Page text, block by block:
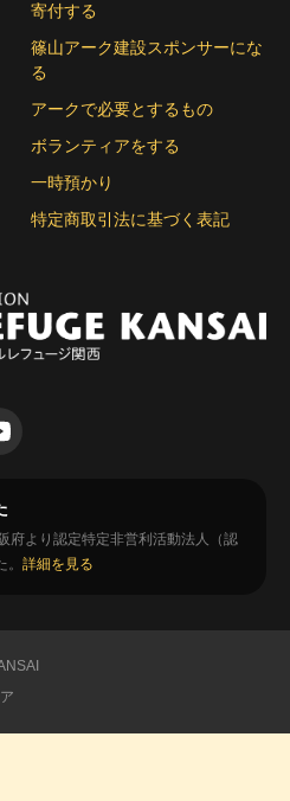
寄付する
篠山アーク建設スポンサーにな
る
アークで必要とするもの
ボランティアをする
一時預かり
特定商取引法に基づく表記
府より認定特定非営利活動法人（認
詳細を見る